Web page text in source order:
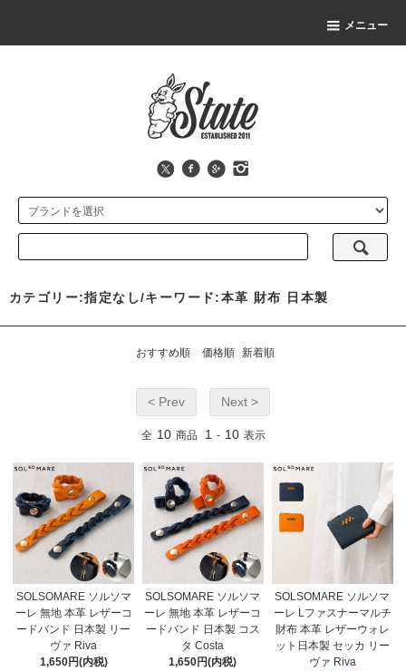
メニュー
カテゴリー:指定なし/キーワード:本革 財布 日本製
おすすめ順 価格順 新着順
< Prev Next >
全 10 商品 1 - 10 表示
SOLSOMARE ソルソマ
ーレ 無地 本革 レザーコ
ードバンド 日本製 リー
ヴァ Riva
1,650円(内税)
SOLSOMARE ソルソマ
ーレ 無地 本革 レザーコ
ードバンド 日本製 コス
タ Costa
1,650円(内税)
SOLSOMARE ソルソマ
ーレ Lファスナーマルチ
財布 本革 レザーウォレ
ット日本製 セッカ リー
ヴァ Riva